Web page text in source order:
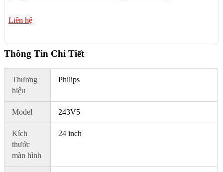
Liên hệ
Thông Tin Chi Tiết
Thương
hiệu
Philips
Model 243V5
Kích
thước
màn hình
24 inch